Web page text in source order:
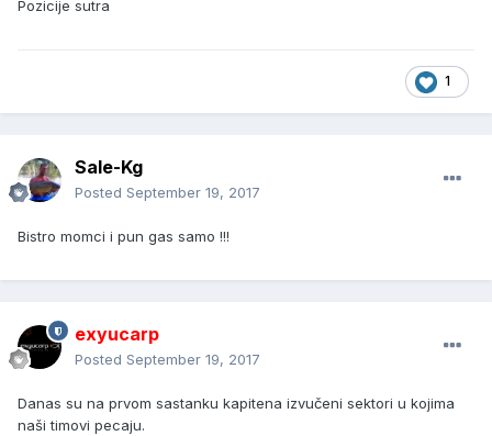
Pozicije sutra
1
Sale-Kg
Posted September 19, 2017
Bistro momci i pun gas samo !!!
exyucarp
Posted September 19, 2017
Danas su na prvom sastanku kapitena izvučeni sektori u kojima
naši timovi pecaju.